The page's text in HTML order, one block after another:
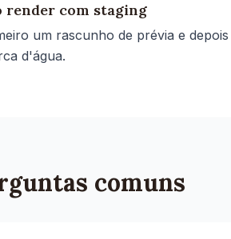
render com staging
um rascunho de prévia e
d'água.
comuns